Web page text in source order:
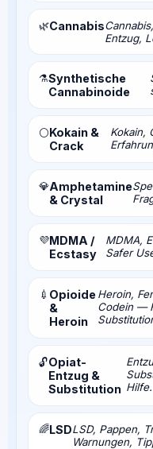
🌿Cannabis
Entzug,
⚗️Synthetische
Cannabinoide
⚪Kokain &
Crack
Kokain,
💎Amphetamine
& Crystal
💜MDMA /
Ecstasy
MDMA,
Safer
💉 Opioide
&
Heroin
Heroin,
Codein —
🔓Opiat-
Entzug &
Substitution Hilfe.
🌈LSDLSD, Pappen,
Warnungen,